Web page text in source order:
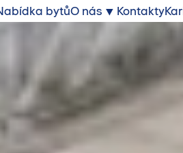
bytůO nás Kontakty